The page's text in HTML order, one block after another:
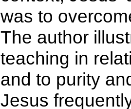
was to
The author
teaching in
and to purity
Jesus